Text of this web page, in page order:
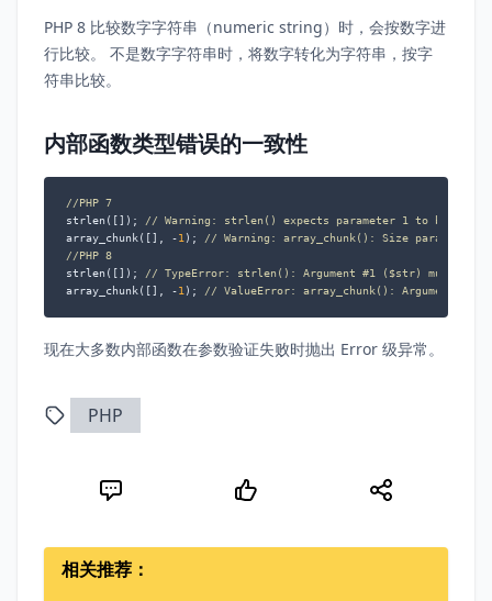
PHP 8 比较数字字符串（numeric string）时，会按数字进
行比较。 不是数字字符串时，将数字转化为字符串，按字
符串比较。
内部函数类型错误的一致性
//PHP 7
strlen([]);
// Warning: strlen() expects parameter 1 to be
array_chunk([], -1 );
// Warning: array_chunk(): Size parameter
//PHP 8
strlen([]);
// TypeError: strlen(): Argument #1 ($str) must be
array_chunk([], -1 ); // ValueError: array_chunk(): Argument #2
现在大多数内部函数在参数验证失败时抛出 Error 级异常。
PHP
相关推荐：